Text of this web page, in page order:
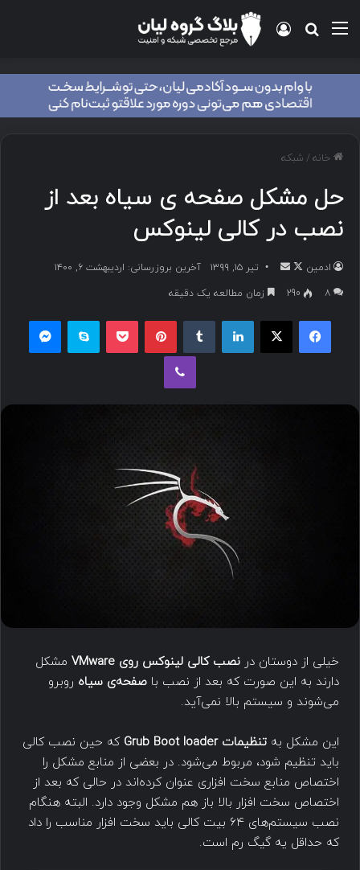
خانه/ شبکه
حل مشکل صفحه ی سیاه بعد از
نصب در کالی لینوکس
ادمین تیر ۱۵, ۱۳۹۹
آخرین بروزرسانی: اردیبهشت ۶, ۱۴۰۰
۸
290 زمان مطالعه یک دقیقه
خیلی از دوستان در نصب کالی لینوکس روی VMware
مشکل
دارند به این صورت که بعد از نصب با صفحه‌ی سیاه روبرو
می‌شوند و سیستم بالا نمی‌آید.
این مشکل به تنظیمات Grub Boot loader
که حین نصب کالی
باید تنظیم شود، مربوط می‌شود. در بعضی از منابع مشکل را
اختصاص منابع سخت افزاری عنوان کرده‌اند در حالی که بعد از
اختصاص سخت افزار بالا باز هم مشکل وجود دارد. البته هنگام
نصب سیستم‌های ۶۴ بیت کالی باید سخت افزار مناسب را داد
که حداقل یه گیگ رم است.